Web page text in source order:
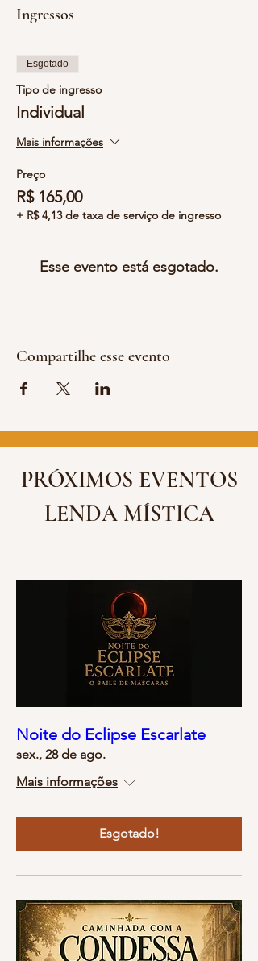
horário marcado e NÃO SERÁ PERMITIDA A
ENTRADA após o início da
apresentação/chá. Em caso de atraso do
cliente, NÃO HAVERÁ a possibilidade da
troca de ingressos para outro dia , nem
devolução do valor pago. Sendo
considerado No-show.
O acesso ao primeiro andar se fará por
Ingressos
Esgotado
Tipo de ingresso
Individual
Mais informações
Preço
R$ 165,00
+ R$ 4,13 de taxa de serviço de ingresso
Esse evento está esgotado.
Compartilhe esse evento
PRÓXIMOS EVENTOS
LENDA MÍSTICA
Noite do Eclipse Escarlate
sex., 28 de ago.
Mais informações
Esgotado!